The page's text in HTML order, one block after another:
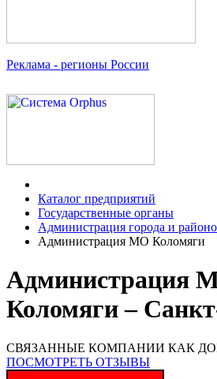
Реклама - регионы России
Каталог предприятий
Государственные органы
Администрация города и
Администрация МО Коломяги
Администрация
Коломяги –
СВЯЗАННЫЕ КОМПАНИИ КАК
ПОСМОТРЕТЬ ОТЗЫВЫ